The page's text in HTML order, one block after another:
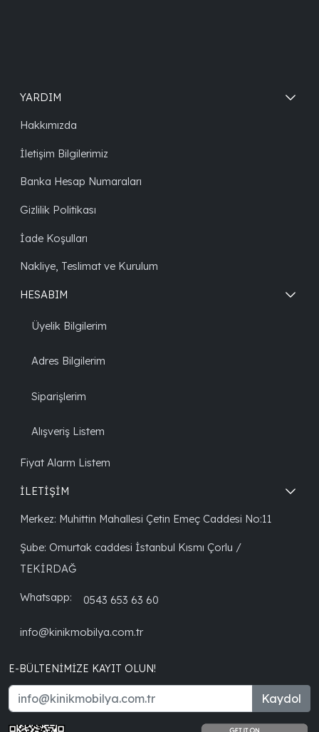
YARDIM
Hakkımızda
İletişim Bilgilerimiz
Banka Hesap Numaraları
Gizlilik Politikası
İade Koşulları
Nakliye, Teslimat ve Kurulum
HESABIM
Üyelik Bilgilerim
Adres Bilgilerim
Siparişlerim
Alışveriş Listem
Fiyat Alarm Listem
İLETİŞİM
Merkez: Muhittin Mahallesi Çetin Emeç Caddesi No:11
Şube: Omurtak caddesi İstanbul Kısmı Çorlu /
TEKİRDAĞ
Whatsapp: 0543 653 63 60
info@kinikmobilya.com.tr
E-BÜLTENIMIZE KAYIT OLUN!
Kaydol